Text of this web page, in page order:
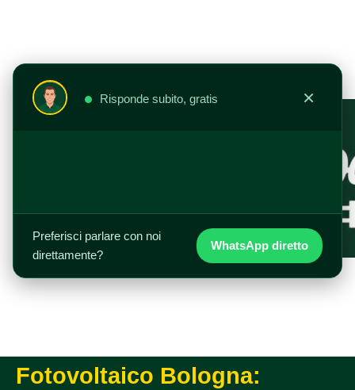
Risponde subito, gratis ×
Preferisci parlare con noi
direttamente?
WhatsApp diretto
Fotovoltaico Bologna: